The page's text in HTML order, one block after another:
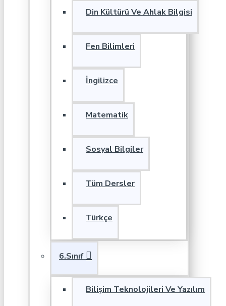
Din Kültürü Ve Ahlak Bilgisi
Fen Bilimleri
İngilizce
Matematik
Sosyal Bilgiler
Tüm Dersler
Türkçe
6.Sınıf
Bilişim Teknolojileri Ve Yazılım